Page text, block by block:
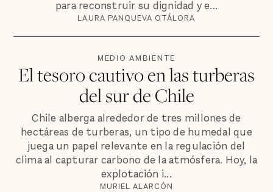
para reconstruir su dignidad y e...
LAURA PANQUEVA OTÁLORA
MEDIO AMBIENTE
El tesoro cautivo en las turberas
del sur de Chile
Chile alberga alrededor de tres millones de
hectáreas de turberas, un tipo de humedal que
juega un papel relevante en la regulación del
clima al capturar carbono de la atmósfera. Hoy, la
explotación i...
MURIEL ALARCÓN